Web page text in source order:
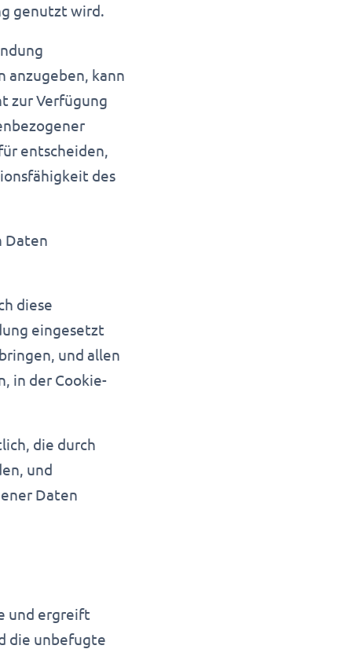
genutzt wird.
anzugeben, kann
zur Verfügung
entscheiden,
des
Daten
diese
eingesetzt
und allen
in der Cookie-
die durch
und
Daten
und ergreift
die unbefugte